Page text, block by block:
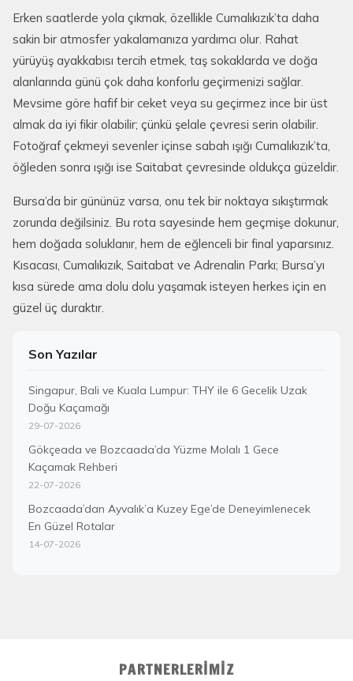
Erken saatlerde yola çıkmak, özellikle Cumalıkızık’ta daha
sakin bir atmosfer yakalamanıza yardımcı olur. Rahat
yürüyüş ayakkabısı tercih etmek, taş sokaklarda ve doğa
alanlarında günü çok daha konforlu geçirmenizi sağlar.
Mevsime göre hafif bir ceket veya su geçirmez ince bir üst
almak da iyi fikir olabilir; çünkü şelale çevresi serin olabilir.
Fotoğraf çekmeyi sevenler içinse sabah ışığı Cumalıkızık’ta,
öğleden sonra ışığı ise Saitabat çevresinde oldukça güzeldir.
Bursa’da bir gününüz varsa, onu tek bir noktaya sıkıştırmak
zorunda değilsiniz. Bu rota sayesinde hem geçmişe dokunur,
hem doğada soluklanır, hem de eğlenceli bir final yaparsınız.
Kısacası, Cumalıkızık, Saitabat ve Adrenalin Parkı; Bursa’yı
kısa sürede ama dolu dolu yaşamak isteyen herkes için en
güzel üç duraktır.
Son Yazılar
Singapur, Bali ve Kuala Lumpur: THY ile 6 Gecelik Uzak
Doğu Kaçamağı
29-07-2026
Gökçeada ve Bozcaada’da Yüzme Molalı 1 Gece
Kaçamak Rehberi
22-07-2026
Bozcaada’dan Ayvalık’a Kuzey Ege’de Deneyimlenecek
En Güzel Rotalar
14-07-2026
PARTNERLERIMIZ